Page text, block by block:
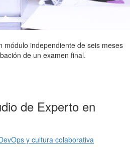
módulo independiente de seis meses
de un examen final.
de Experto en
y cultura colaborativa